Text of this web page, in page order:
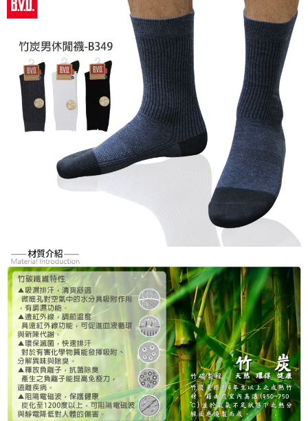
每筆NT$65，滿NT$399(含以上)免運費
每筆NT$100，滿NT$399(含以上)免運費